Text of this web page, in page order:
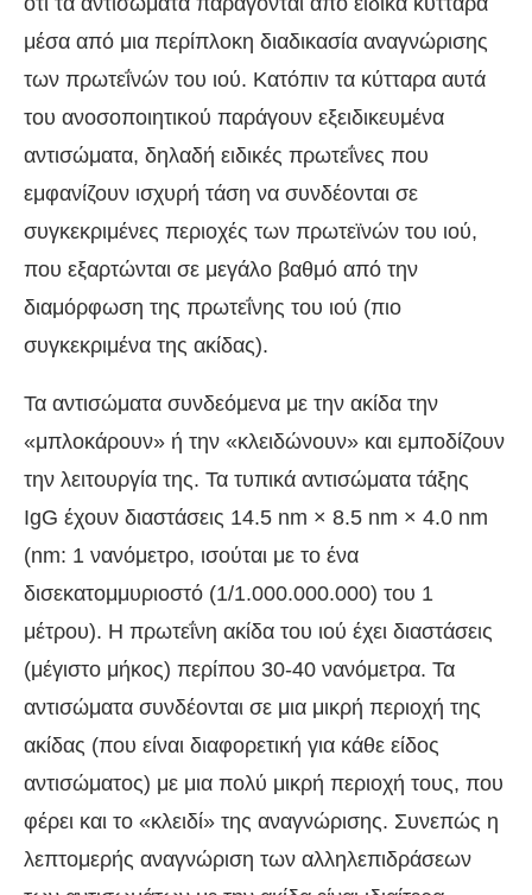
μέσα από μια περίπλοκη διαδικασία αναγνώρισης
των πρωτεΐνών του ιού. Κατόπιν τα κύτταρα αυτά
του ανοσοποιητικού παράγουν εξειδικευμένα
αντισώματα, δηλαδή ειδικές πρωτεΐνες που
εμφανίζουν ισχυρή τάση να συνδέονται σε
συγκεκριμένες περιοχές των πρωτεϊνών του ιού,
που εξαρτώνται σε μεγάλο βαθμό από την
διαμόρφωση της πρωτεΐνης του ιού (πιο
συγκεκριμένα της ακίδας).
Τα αντισώματα συνδεόμενα με την ακίδα την
«μπλοκάρουν» ή την «κλειδώνουν» και εμποδίζουν
την λειτουργία της. Τα τυπικά αντισώματα τάξης
IgG έχουν διαστάσεις 14.5 nm × 8.5 nm × 4.0 nm
(nm: 1 νανόμετρο, ισούται με το ένα
δισεκατομμυριοστό (1/1.000.000.000) του 1
μέτρου). Η πρωτεΐνη ακίδα του ιού έχει διαστάσεις
(μέγιστο μήκος) περίπου 30-40 νανόμετρα. Τα
αντισώματα συνδέονται σε μια μικρή περιοχή της
ακίδας (που είναι διαφορετική για κάθε είδος
αντισώματος) με μια πολύ μικρή περιοχή τους, που
φέρει και το «κλειδί» της αναγνώρισης. Συνεπώς η
λεπτομερής αναγνώριση των αλληλεπιδράσεων